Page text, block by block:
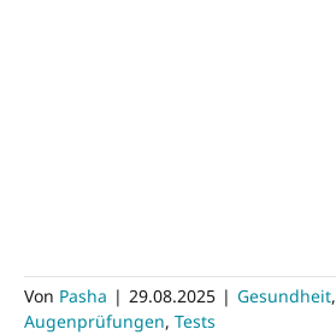
Von Pasha | 29.08.2025 | Gesundheit,
Augenprüfungen, Tests